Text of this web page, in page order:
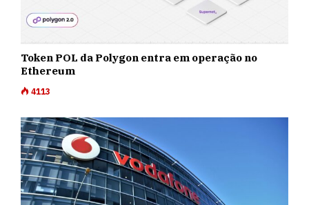
Token POL da Polygon entra em operação no
Ethereum
4113